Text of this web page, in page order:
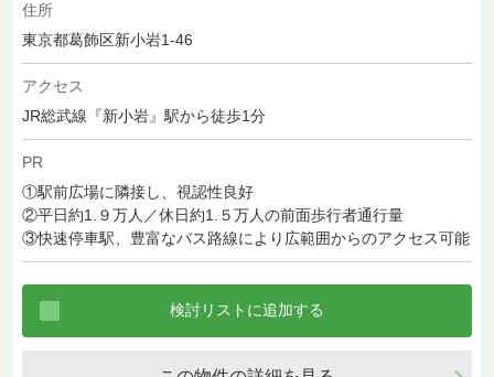
住所
東京都葛飾区新小岩1-46
アクセス
JR総武線『新小岩』駅から徒歩1分
PR
①駅前広場に隣接し、視認性良好
②平日約1.９万人／休日約1.５万人の前面歩行者通行量
③快速停車駅、豊富なバス路線により広範囲からのアクセス可能